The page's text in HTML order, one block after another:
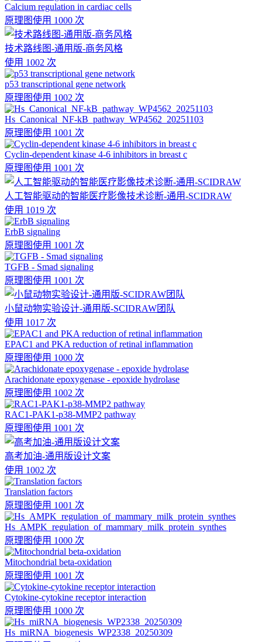
Calcium regulation in cardiac cells
原理图使用 1000 次
技术路线图-通用版-商务风格
使用 1002 次
p53 transcriptional gene network
原理图使用 1002 次
Hs_Canonical_NF-kB_pathway_WP4562_20251103
原理图使用 1001 次
Cyclin-dependent kinase 4-6 inhibitors in breast c
原理图使用 1001 次
人工智能驱动的智能医疗影像技术诊断-通用-SCIDRAW
使用 1019 次
ErbB signaling
原理图使用 1001 次
TGFB - Smad signaling
原理图使用 1001 次
小鼠动物实验设计-通用版-SCIDRAW团队
使用 1017 次
EPAC1 and PKA reduction of retinal inflammation
原理图使用 1000 次
Arachidonate epoxygenase - epoxide hydrolase
原理图使用 1002 次
RAC1-PAK1-p38-MMP2 pathway
原理图使用 1001 次
高考加油-通用版设计文案
使用 1002 次
Translation factors
原理图使用 1001 次
Hs_AMPK_regulation_of_mammary_milk_protein_synthes
原理图使用 1000 次
Mitochondrial beta-oxidation
原理图使用 1001 次
Cytokine-cytokine receptor interaction
原理图使用 1000 次
Hs_miRNA_biogenesis_WP2338_20250309